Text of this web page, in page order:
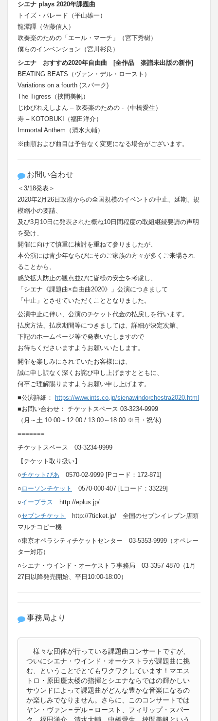
シエナ plays 2020年課題曲
トイズ・パレード（平山雄一）
龍潭譚（佐藤信人）
吹奏楽のための「エール・マーチ」（宮下秀樹）
僕らのインベンション（宮川彬良）
シエナ おすすめ2020年自由曲 [全作品 楽譜未出版の新作]
BEATING BEATS（ヴァン・デル・ロースト）
Variations on a fourth (スパーク)
The Tigress（挾間美帆）
じゆびれえしよん – 吹奏楽のための -（中橋愛生）
寿 – KOTOBUKI（福田洋介）
Immortal Anthem（清水大輔）
※曲順および曲目は予告なく変更になる場合がございます。
お問い合わせ
＜3/18発表＞
2020年2月26日政府からの全国規模のイベントの中止、延期、規
模縮小の要請、
及び3月10日に発表された概ね10日間程度の取組継続要請の声明
を受け、
開催に向けて慎重に検討を重ねて参りましたが、
本公演には青少年ならびにそのご家族の方々が多くご来場され
ることから、
感染拡大防止の観点並びに皆様の安全を考慮し、
「シエナ《課題曲×自由曲2020》」公演につきまして
「中止」とさせていただくこととなりました。
公演中止に伴い、公演のチケット代金の払戻しを行います。
払戻方法、払戻期間等につきましては、詳細が決定次第、
下記のホームページ等で発表いたしますので
お待ちくださいますようお願いいたします。
開催を楽しみにされていたお客様には、
誠に申し訳なく深くお詫び申し上げますとともに、
何卒ご理解賜りますようお願い申し上げます。
■公演詳細：
https://www.ints.co.jp/sienawindorchestra2020.html
■お問い合わせ： チケットスペース 03-3234-9999
（月～土 10:00～12:00 / 13:00～18:00 ※日・祝休)
=======
チケットスペース 03-3234-9999
【チケット取り扱い】
○チケットぴあ 0570-02-9999 [Pコード：172-871]
○ ローソンチケット
0570-000-407 [Lコード：33229]
○イープラス http://eplus.jp/
○セブンチケット
http://7ticket.jp/ 全国のセブンイレブン店頭
マルチコピー機
○東京オペラシティチケットセンター 03-5353-9999（オペレー
ター対応）
○シエナ・ウインド・オーケストラ事務局 03-3357-4870（1月
27日以降発売開始、平日10:00-18:00）
事務局より
様々な団体が行っている課題曲コンサートですが、
ついにシエナ・ウインド・オーケストラが課題曲に挑
む、ということでとてもワクワクしています！マエス
トロ・原田慶太楼の指揮とシエナならではの輝かしい
サウンドによって課題曲がどんな豊かな音楽になるの
か楽しみでなりません。さらに、このコンサートでは
ヤン・ヴァン＝デル＝ロースト、フィリップ・スパー